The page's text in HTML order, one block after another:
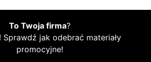
To Twoja firma?
Sprawdź jak odebrać materiały
promocyjne!